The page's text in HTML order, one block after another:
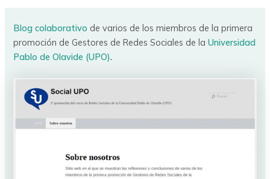
Blog colaborativo de varios de los miembros de la primera
promoción de Gestores de Redes Sociales de laUniversidad
Pablo de Olavide (UPO).